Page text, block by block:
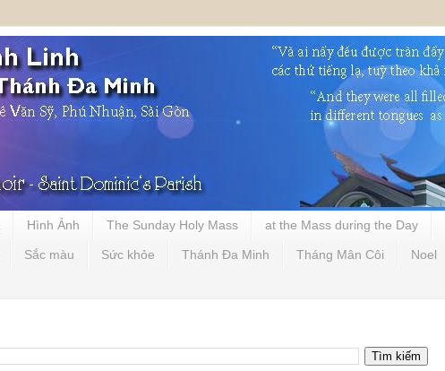
Hình Ảnh The Sunday Holy Mass at the Mass during the Day
Sắc màu Sức khỏe Thánh Đa Minh Tháng Mân Côi Noel